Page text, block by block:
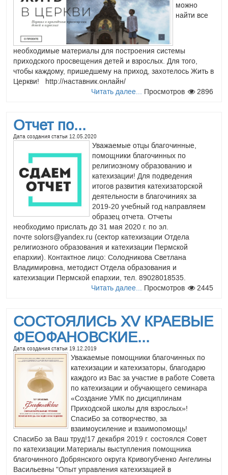
можно
найти все
необходимые материалы для построения системы
приходского просвещения детей и взрослых. Для того,
чтобы каждому, пришедшему на приход, захотелось Жить в
Церкви! http://наставник.онлайн/
Читать далее...
Просмотров 2896
Отчет по...
Дата создания статьи 12.05.2020
Уважаемые отцы благочинные,
помощники благочинных по
религиозному образованию и
катехизации! Для подведения
итогов развития катехизаторской
деятельности в благочиниях за
2019-20 учебный год направляем
образец отчета. Отчеты
необходимо прислать до 31 мая 2020 г. по эл.
почте solors@yandex.ru (сектор катехизации Отдела
религиозного образования и катехизации Пермской
епархии). Контактное лицо: Солодникова Светлана
Владимировна, методист Отдела образования и
катехизации Пермской епархии, тел. 89028018535.
Читать далее...
Просмотров 2445
СОСТОЯЛИСЬ XV КРАЕВЫЕ
ФЕОФАНОВСКИЕ...
Дата создания статьи 19.12.2019
Уважаемые помощники благочинных по
катехизации и катехизаторы, благодарю
каждого из Вас за участие в работе Совета
по катехизации и обучающего семинара
«Создание УМК по дисциплинам
Приходской школы для взрослых»!
СпасиБо за сотворчество, за
взаимоусиление и взаимопомощь!
СпасиБо за Ваш труд!17 декабря 2019 г. состоялся Совет
по катехизации.Материалы выступления помощника
благочинного Добрянского округа Кривогубченко Ангелины
Васильевны "Опыт управления катехизацией в
Читать далее... Просмотров 25976
Конспекты лекций для
слушателей...
Дата создания статьи30.09.2016
Конспекты
"Введение в
http://armih.ru/kateh/konspekt
Читать далее...Просмотров
Катехизические листовки
(буклеты о...
30.09.2016
Читать далее... Просмотров 3296
Методическое пособие
«Оглашение на...
Дата создания статьи 23.09.2016
Методическое
пособие "Оглашение
на современном
этапе"
Читать далее...Просмотров 2639